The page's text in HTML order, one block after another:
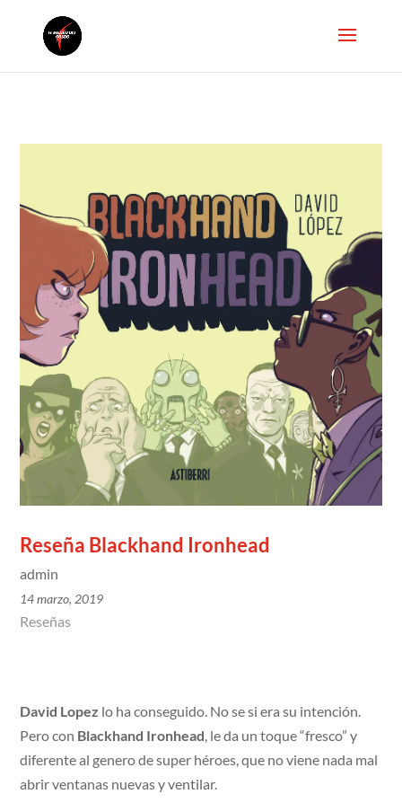
Reseña Blackhand Ironhead
admin
14 marzo, 2019
Reseñas
David Lopez lo ha conseguido. No se si era su intención.
Pero con Blackhand Ironhead, le da un toque “fresco” y
diferente al genero de super héroes, que no viene nada mal
abrir ventanas nuevas y ventilar.